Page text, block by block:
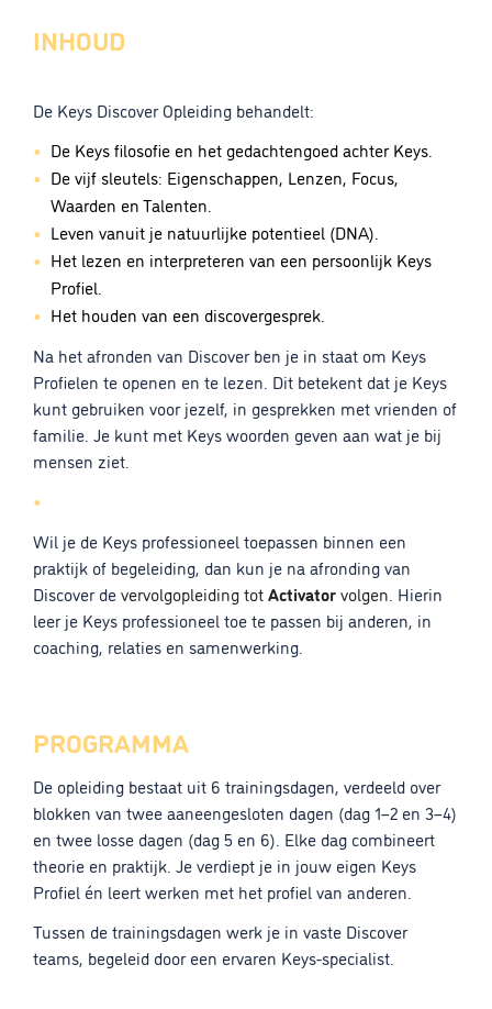
INHOUD
De Keys Discover Opleiding behandelt:
De Keys filosofie en het gedachtengoed achter Keys.
De vijf sleutels: Eigenschappen, Lenzen, Focus,
Waarden en Talenten.
Leven vanuit je natuurlijke potentieel (DNA).
Het lezen en interpreteren van een persoonlijk Keys
Profiel.
Het houden van een discovergesprek.
Na het afronden van Discover ben je in staat om Keys
Profielen te openen en te lezen. Dit betekent dat je Keys
kunt gebruiken voor jezelf, in gesprekken met vrienden of
familie. Je kunt met Keys woorden geven aan wat je bij
mensen ziet.
Wil je de Keys professioneel toepassen binnen een
praktijk of begeleiding, dan kun je na afronding van
Discover devervolgopleiding totActivatorvolgen . Hierin
leer je Keys professioneel toe te passen bij anderen, in
coaching, relaties en samenwerking.
PROGRAMMA
De opleiding bestaat uit 6 trainingsdagen, verdeeld over
blokken van twee aaneengesloten dagen (dag 1–2 en 3–4)
en twee losse dagen (dag 5 en 6). Elke dag combineert
theorie en praktijk. Je verdiept je in jouw eigen Keys
Profiel én leert werken met het profiel van anderen.
Tussen de trainingsdagen werk je in vaste Discover
teams, begeleid door een ervaren Keys-specialist.